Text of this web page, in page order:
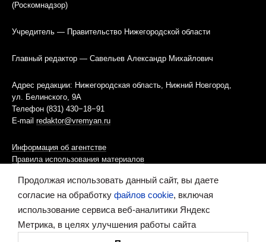
(Роскомнадзор)
Учредитель — Правительство Нижегородской области
Главный редактор — Савельев Александр Михайлович
Адрес редакции: Нижегородская область, Нижний Новгород,
ул. Белинского, 9А
Телефон (831) 430−18−91
E-mail redaktor@vremyan.ru
Информация об агентстве
Правила использования материалов
Информационная политика использования «cookies»-файлов
Ресурс содержит материалы 16+
Продолжая использовать данный сайт, вы даете
согласие на обработку файлов cookie, включая
использование сервиса веб-аналитики Яндекс
Метрика, в целях улучшения работы сайта